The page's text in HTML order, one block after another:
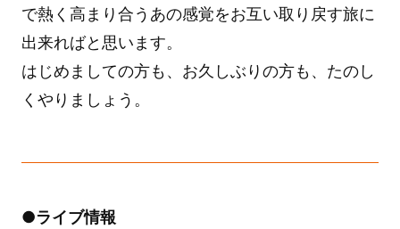
で熱く高まり合うあの感覚をお互い取り戻す旅に
出来ればと思います。
はじめましての方も、お久しぶりの方も、たのし
くやりましょう。
●ライブ情報